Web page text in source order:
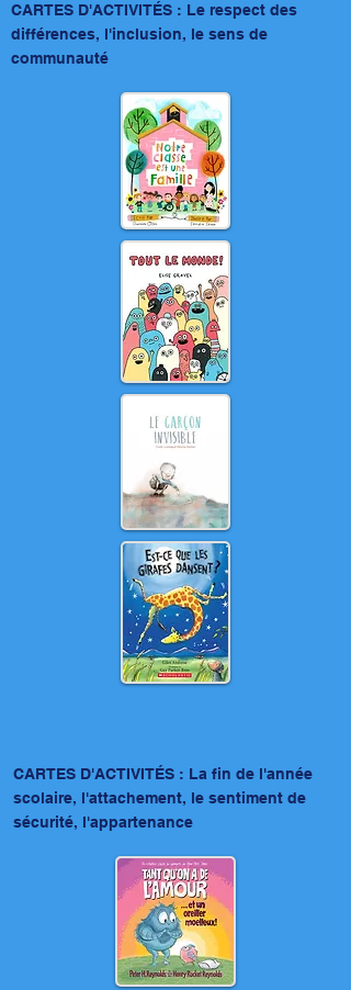
CARTES D'ACTIVITÉS : Le respect des
différences, l'inclusion, le sens de
communauté
CARTES D'ACTIVITÉS : La fin de l'année
scolaire, l'attachement, le sentiment de
sécurité, l'appartenance